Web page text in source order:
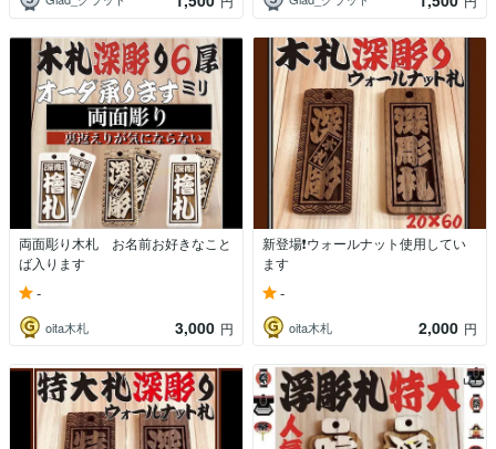
両面彫り木札 お名前お好きなこと
ば入ります
-
oita木札 3,000 円
新登場❗️ウォールナット使用してい
ます
-
oita木札 2,000 円